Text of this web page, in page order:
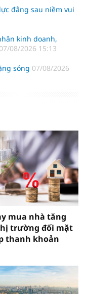
đằng sau niềm vui
kinh doanh,
07/08/2026 15:13
sóng 07/08/2026
mua nhà tăng
trường đối mặt
thanh khoản